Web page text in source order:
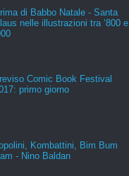
di Babbo Natale - Santa
nelle illustrazioni tra ‘800 e
Comic Book Festival
primo giorno
Kombattini, Bim Bum
- Nino Baldan